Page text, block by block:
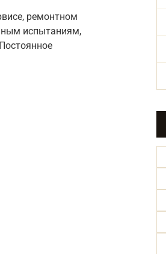
ремонтном
испытаниям,